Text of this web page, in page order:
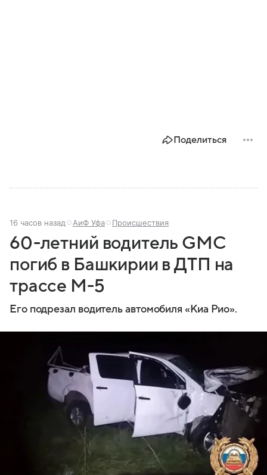
Поделиться
16 часов назад АиФ Уфа Происшествия
60-летний водитель GMC
погиб в Башкирии в ДТП на
трассе М-5
Его подрезал водитель автомобиля «Киа Рио».